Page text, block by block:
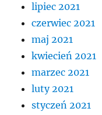
lipiec 2021
czerwiec 2021
maj 2021
kwiecień 2021
marzec 2021
luty 2021
styczeń 2021